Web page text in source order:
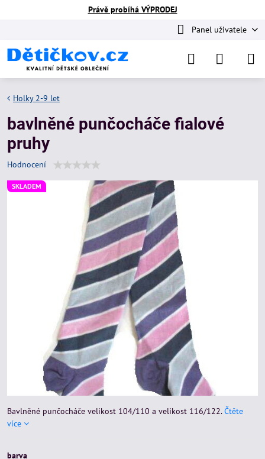
Právě probíhá VÝPRODEJ
Panel uživatele
SKLADEM
Holky 2-9 let
bavlněné punčocháče fialové
pruhy
Hodnocení
Bavlněné punčocháče velikost 104/110 a velikost 116/122.Čtěte
více
barva